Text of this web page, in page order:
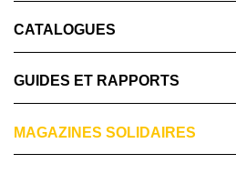
CATALOGUES
GUIDES ET RAPPORTS
MAGAZINES SOLIDAIRES